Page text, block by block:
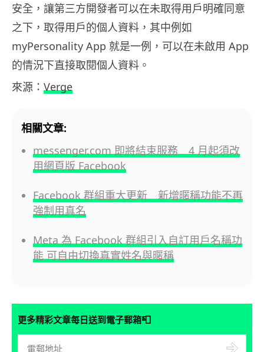
安全，讓第三方開發者可以在未取得用戶明確同意
之下，取得用戶的個人資料，其中例如
myPersonality App 就是一例，可以在未啟用 App
的情況下直接取閱個人資料。
來源： Verge
相關文章:
messenger.com 即將結束服務 4 月起須改
用網頁版 Facebook
Facebook 群組重大更新 新增暱稱功能不再
強制用真名
Meta 為 Facebook 群組引入自訂用戶名稱功
能 可自由切換真實姓名與暱稱
更多精彩文章每日送到電子郵箱📮